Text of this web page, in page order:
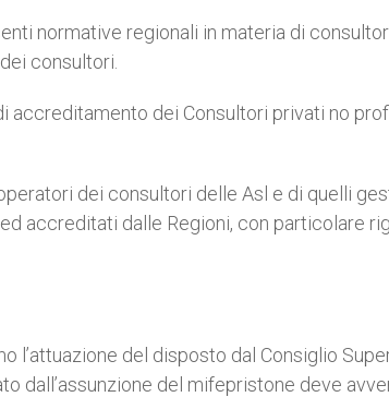
normative regionali in materia di
consultori.
accreditamento dei Consultori privati no
dei consultori delle Asl e di quelli
accreditati dalle Regioni, con particolare
l’attuazione del disposto dal Consiglio
dall’assunzione del mifepristone deve